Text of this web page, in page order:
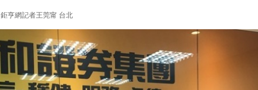
鉅亨網記者王莞甯 台北